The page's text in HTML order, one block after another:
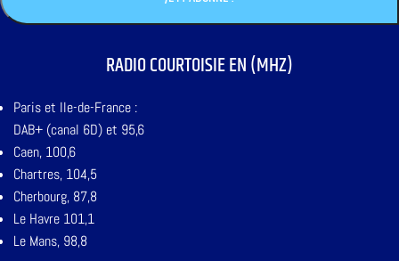
RADIO COURTOISIE EN (MHZ)
Paris et Ile-de-France :
DAB+ (canal 6D) et 95,6
Caen, 100,6
Chartres, 104,5
Cherbourg, 87,8
Le Havre 101,1
Le Mans, 98,8